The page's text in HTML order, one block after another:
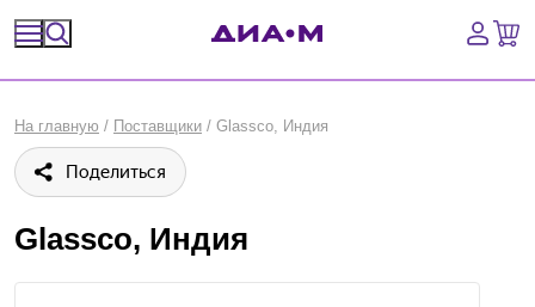
Оборудование, приборы
На главную / Поставщики / Glassco, Индия
Поделиться
Glassco, Индия